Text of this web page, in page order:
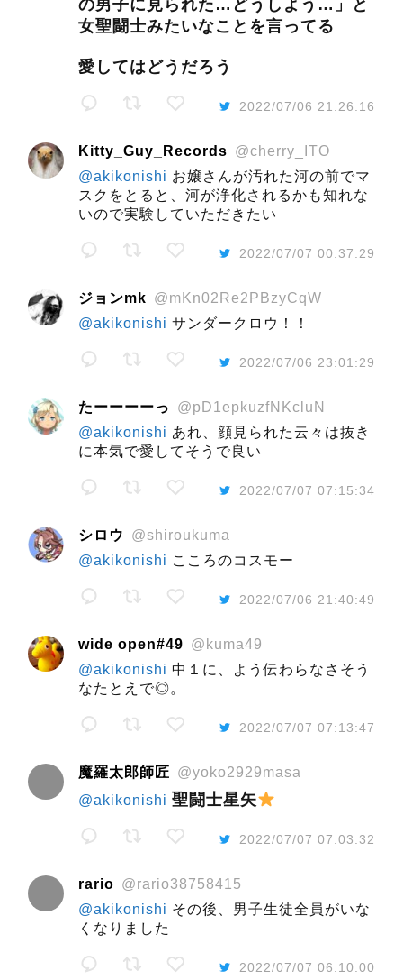
の男子に見られた…どうしよう…」と
女聖闘士みたいなことを言ってる
愛してはどうだろう
2022/07/06 21:26:16
Kitty_Guy_Records @cherry_ITO
@akikonishi お嬢さんが汚れた河の前でマ
スクをとると、河が浄化されるかも知れな
いので実験していただきたい
2022/07/07 00:37:29
ジョンmk @mKn02Re2PBzyCqW
@akikonishi サンダークロウ！！
2022/07/06 23:01:29
たーーーーっ
@pD1epkuzfNKcluN
@akikonishi あれ、顔見られた云々は抜き
に本気で愛してそうで良い
2022/07/07 07:15:34
シロウ
@shiroukuma
@akikonishi こころのコスモー
2022/07/06 21:40:49
wide open#49 @kuma49
@akikonishi 中１に、よう伝わらなさそう
なたとえで◎。
2022/07/07 07:13:47
魔羅太郎師匠 @yoko2929masa
@akikonishi 聖闘士星矢
2022/07/07 07:03:32
rario @rario38758415
@akikonishi その後、男子生徒全員がいな
くなりました
2022/07/07 06:10:00